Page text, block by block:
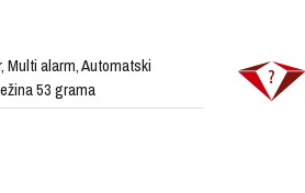
Multi alarm, Automatski
53 grama